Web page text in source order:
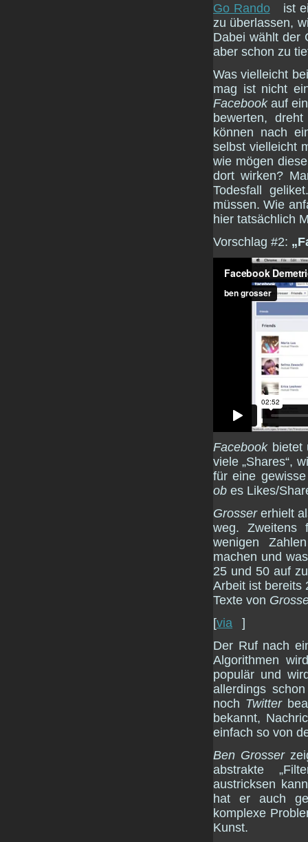
Go Rando
ist
zu überlassen,
Dabei wählt der
aber schon zu
Was vielleicht
mag ist nicht
Facebookauf
bewerten,
können nach
selbst vielleicht
wie mögen
dort wirken?
Todesfall
müssen. Wie
hier tatsächlich
Vorschlag #2:
Facebookbietet
viele „Shares“,
für eine
ob es Likes/
Grossererhielt
weg. Zweitens
wenigen
machen und
25 und 50 auf
Arbeit ist bereits
Texte von
[via
]
Der Ruf nach
Algorithmen
populär und
allerdings
noch Twitter
bekannt,
einfach so von
Ben Grosser
abstrakte
austricksen
hat er auch
komplexe
Kunst.